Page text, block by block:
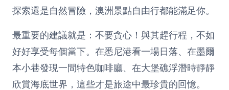
探索還是自然冒險，澳洲景點自由行都能滿足你。
最重要的建議就是：不要貪心！與其趕行程，不如
好好享受每個當下。在悉尼港看一場日落、在墨爾
本小巷發現一間特色咖啡廳、在大堡礁浮潛時靜靜
欣賞海底世界，這些才是旅途中最珍貴的回憶。